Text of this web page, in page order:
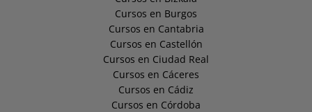
Cursos en Burgos
Cursos en Cantabria
Cursos en Castellón
Cursos en Ciudad Real
Cursos en Cáceres
Cursos en Cádiz
Cursos en Córdoba